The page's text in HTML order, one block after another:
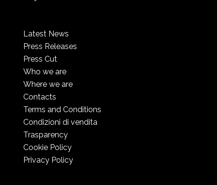
Latest News
Press Releases
Press Cut
Who we are
Where we are
Contacts
Terms and Conditions
Condizioni di vendita
Trasparency
Cookie Policy
Privacy Policy